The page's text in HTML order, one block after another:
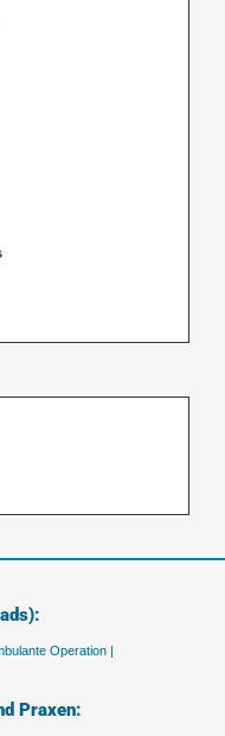
Operation |
Praxen: